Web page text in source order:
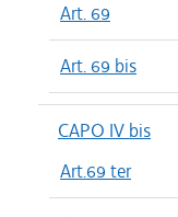
Art. 69
Art. 69 bis
CAPO IV bis
Art.69 ter